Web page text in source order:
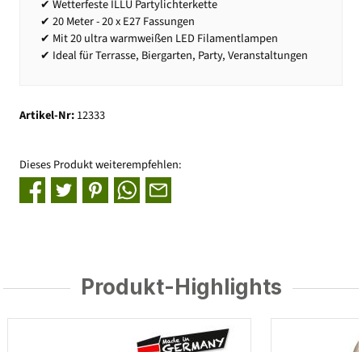
✔ Wetterfeste ILLU Partylichterkette
✔ 20 Meter - 20 x E27 Fassungen
✔ Mit 20 ultra warmweißen LED Filamentlampen
✔ Ideal für Terrasse, Biergarten, Party, Veranstaltungen
Artikel-Nr:12333
Dieses Produkt weiterempfehlen:
Produkt-Highlights